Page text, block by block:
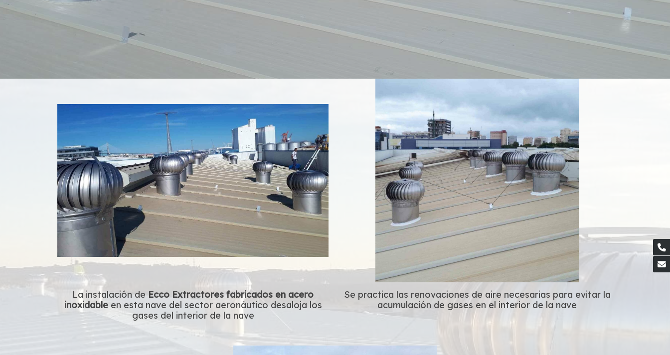
La instalación de Ecco Extractores fabricados en acero
inoxidableen esta nave del sector aeronáutico desaloja los
gases del interior de la nave
Se practica las renovaciones de aire necesarias para evitar la
acumulación de gases en el interior de la nave